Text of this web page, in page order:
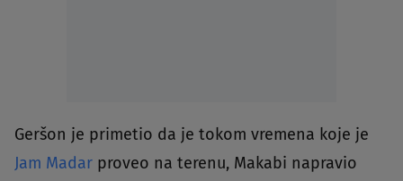
Geršon je primetio da je tokom vremena koje je
Jam Madar proveo na terenu, Makabi napravio